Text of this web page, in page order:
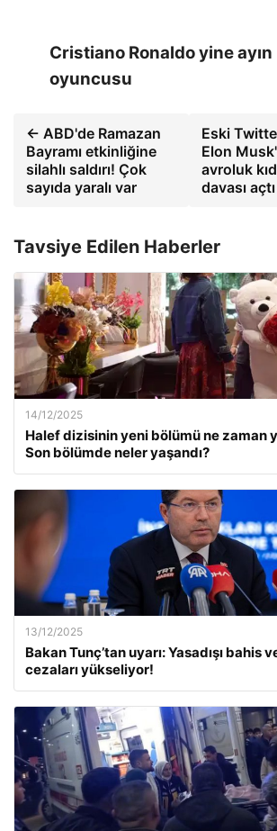
Cristiano Ronaldo yine ayın
oyuncusu
← ABD'de Ramazan
Bayramı etkinliğine
silahlı saldırı! Çok
sayıda yaralı var
Eski
Elon
avroluk
davası
Tavsiye Edilen Haberler
14/12/2025
Halef dizisinin yeni bölümü ne zaman
Son bölümde neler yaşandı?
13/12/2025
Bakan Tunç’tan uyarı: Yasadışı bahis
cezaları yükseliyor!